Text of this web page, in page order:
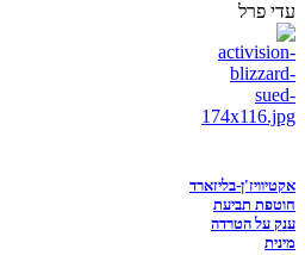
עדי פרל
אקטיוויז'ן-בליזארד
חוטפת תביעת
ענק על הטרדה
מינית